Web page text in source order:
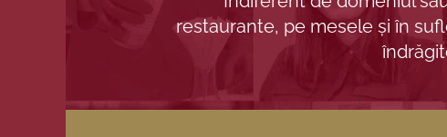
restaurante, pe mesele și în